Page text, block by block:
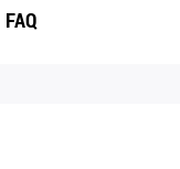
FAQ